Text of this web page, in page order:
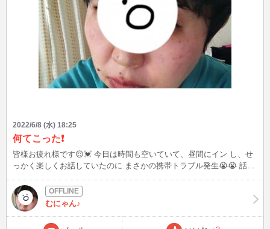
2022/6/8 (水) 18:25
何てこった❗️
皆様お疲れ様です😌💓 今日は時間も空いていて、昼間にイン し、せ
っかく楽しくお話していたのに まさかの携帯トラブル発生😭😭 話を
せんでした💦 またお時間合う時にお話の続きをとメッセージさせて
頂きましたが、こちらにも 書かせて頂きました。 今日、深夜か明日
の早朝、起きれていたらまた現れると思います。 早朝か深夜帯はタ
イピングになるかと思いますがそれでも大丈夫です‼️て方 お話しまし
むにゃん♪